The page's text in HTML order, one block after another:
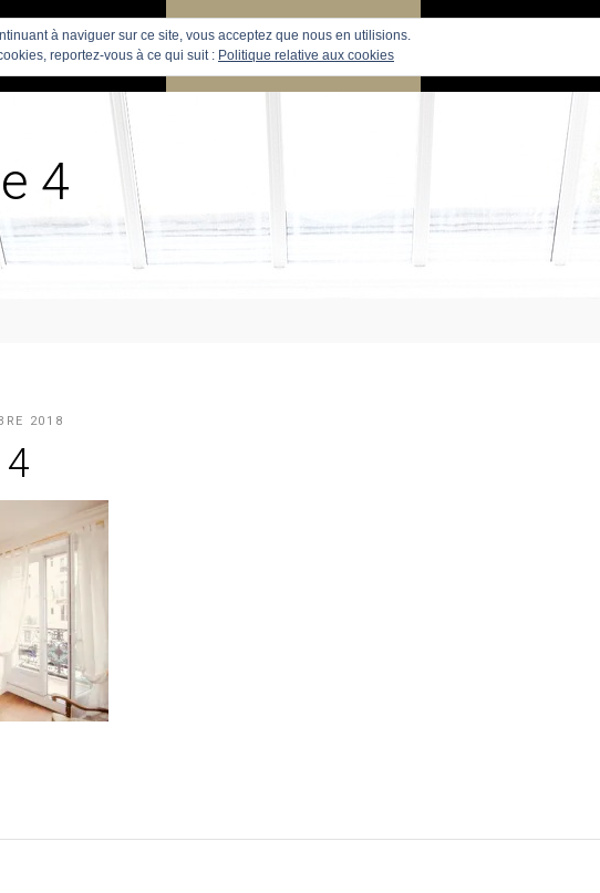
PARIS RECHERCHE APPARTEMENTS
4
2018
à naviguer sur ce site, vous acceptez que nous en utilisions.
reportez-vous à ce qui suit : Politique relative aux cookies